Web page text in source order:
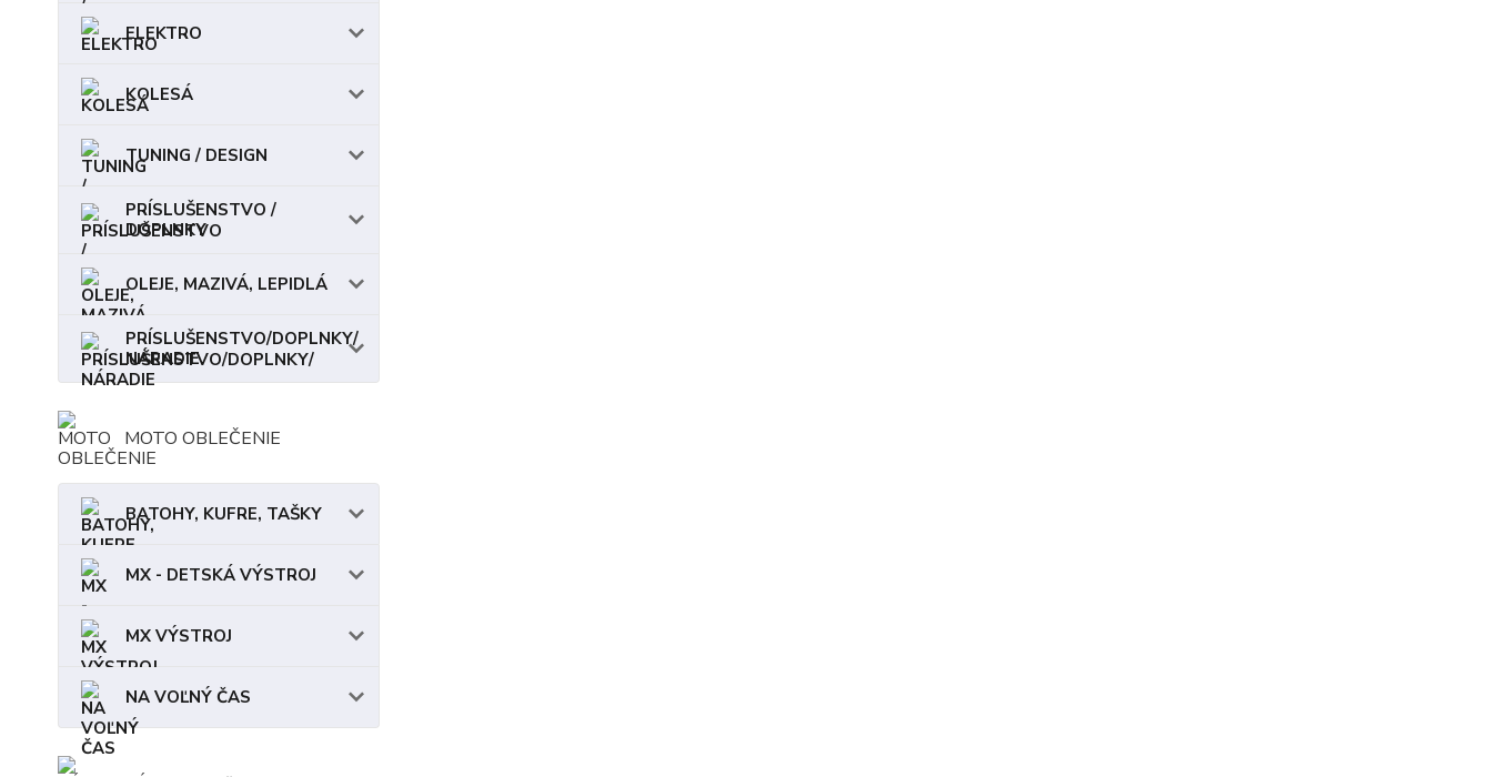
ELEKTRO
KOLESÁ
TUNING / DESIGN
PRÍSLUŠENSTVO /
DOPLNKY
OLEJE, MAZIVÁ, LEPIDLÁ
PRÍSLUŠENSTVO/DOPLNKY/
NÁRADIE
MOTO OBLEČENIE
BATOHY, KUFRE, TAŠKY
MX - DETSKÁ VÝSTROJ
MX VÝSTROJ
NA VOĽNÝ ČAS